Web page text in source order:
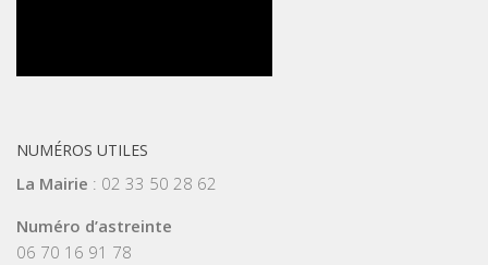
NUMÉROS UTILES
La Mairie : 02 33 50 28 62
Numéro d’astreinte
06 70 16 91 78